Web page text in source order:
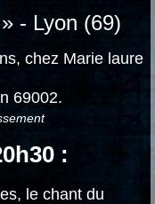
- Lyon (69)
chez Marie laure
69002.
:
le chant du